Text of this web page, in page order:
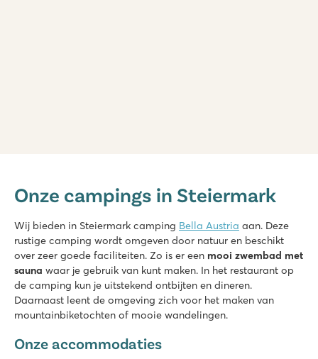
Oostenrijk - - Stiermarken - St. Peter am Kammersberg
Mooi zwembad met apart kinderbad en ligweide
Stacaravans staan op zeer ruime plaatsen
Prachtige omgeving voor mooie wandelingen
Onze campings in Steiermark
Wij bieden in Steiermark camping Bella Austria aan. Deze
rustige camping wordt omgeven door natuur en beschikt
over zeer goede faciliteiten. Zo is er een mooi zwembad met
sauna waar je gebruik van kunt maken. In het restaurant op
de camping kun je uitstekend ontbijten en dineren.
Daarnaast leent de omgeving zich voor het maken van
mountainbiketochten of mooie wandelingen.
Onze accommodaties